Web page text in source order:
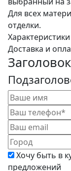
Для всех
отделки.
Характеристики
Доставка и
Хочу быть в
предложений